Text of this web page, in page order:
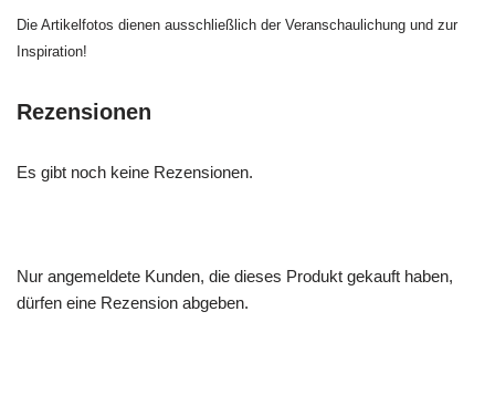
Die Artikelfotos dienen ausschließlich der Veranschaulichung und zur
Inspiration!
Rezensionen
Es gibt noch keine Rezensionen.
Nur angemeldete Kunden, die dieses Produkt gekauft haben,
dürfen eine Rezension abgeben.